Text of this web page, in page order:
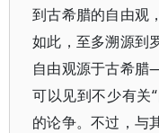
到古希腊的自由观
如此，至多溯源到
自由观源于古希
可以见到不少有关
的论争。不过，与